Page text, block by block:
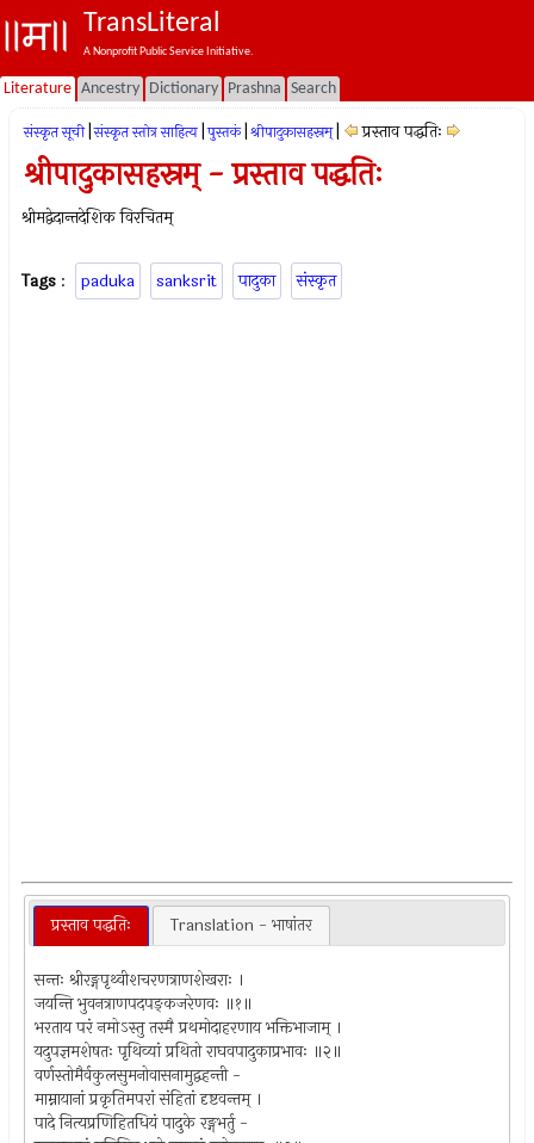
TransLiteral
A Nonprofit Public Service Initiative.
Literature Ancestry Dictionary Prashna Search
संस्कृत सूची संस्कृत स्तोत्र साहित्य पुस्तकं श्रीपादुकासहस्रम् प्रस्ताव पद्धतिः
श्रीपादुकासहस्रम् - प्रस्ताव पद्धतिः
श्रीमद्वेदान्तदेशिक विरचितम्
Tags : paduka sanksrit पादुका संस्कृत
प्रस्ताव पद्धतिः Translation - भाषांतर
सन्तः श्रीरङ्गपृथ्वीशचरणत्राणशेखराः ।
जयन्ति भुवनत्राणपदपङ्कजरेणवः ॥१॥
भरताय परं नमोऽस्तु तस्मै प्रथमोदाहरणाय भक्तिभाजाम् ।
यदुपज्ञमशेषतः पृथिव्यां प्रथितो राघवपादुकाप्रभावः ॥२॥
वर्णस्तोमैर्वकुलसुमनोवासनामुद्वहन्ती -
माम्नायानां प्रकृतिमपरां संहितां दृष्टवन्तम् ।
पादे नित्यप्रणिहितधियं पादुके रङ्गभर्तु -